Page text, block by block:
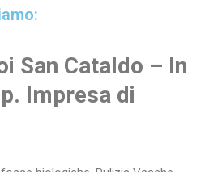
San Cataldo – In
Impresa di